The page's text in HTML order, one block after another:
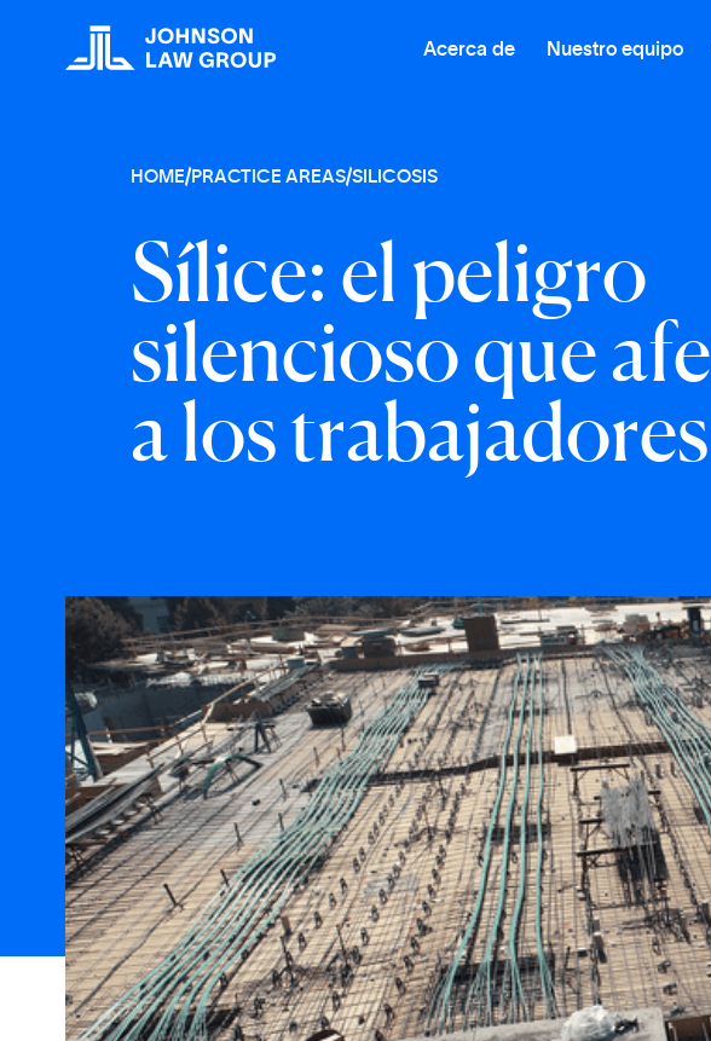
Acerca de Nuestro equipo
HOME/PRACTICE AREAS/SILICOSIS
Sílice:elpeligro
silenciosoqueafe
alostrabajadores